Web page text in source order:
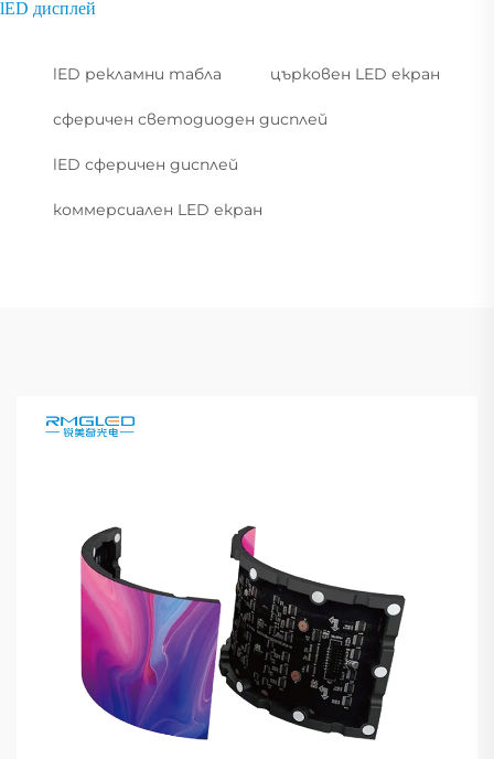
lED дисплей
lED рекламни табла църковен LED екран
сферичен светодиоден дисплей
lED сферичен дисплей
коммерсиален LED екран